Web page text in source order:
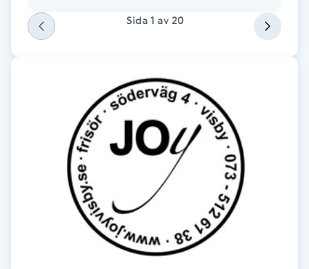
Face framing
Fet hårbotten
Fettreducering
Fibromassage
Sida 1 av 20